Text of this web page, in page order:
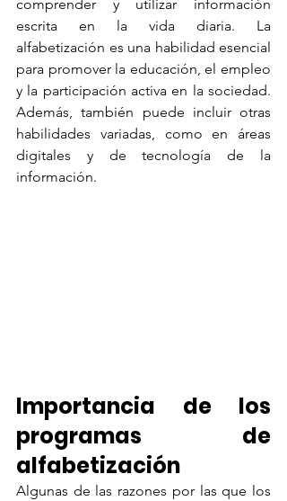
comprender y utilizar información
escrita en la vida diaria. La
alfabetización es una habilidad esencial
para promover la educación, el empleo
y la participación activa en la sociedad.
Además, también puede incluir otras
habilidades variadas, como en áreas
digitales y de tecnología de la
información.
Importancia de los
programas de
alfabetización
Algunas de las razones por las que los